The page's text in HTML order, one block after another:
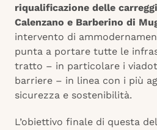
riqualificazione delle
Calenzano e Barberino di
intervento di
punta a portare tutte le
tratto – in particolare i
barriere – in linea con i più
sicurezza e sostenibilità.
L’obiettivo finale di questa